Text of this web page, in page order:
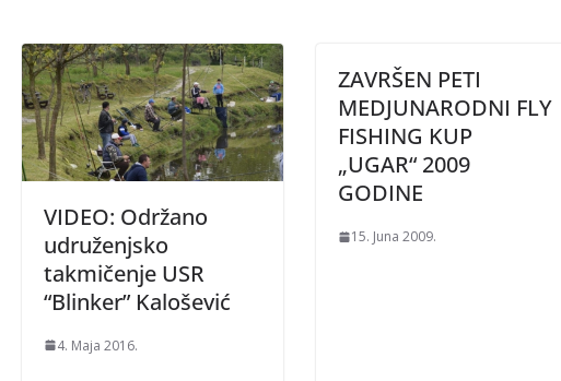
VIDEO: Održano
udruženjsko
takmičenje USR
“Blinker” Kalošević
4. Maja 2016.
ZAVRŠEN PETI
MEDJUNARODNI FLY
FISHING KUP
„UGAR“ 2009
GODINE
15. Juna 2009.